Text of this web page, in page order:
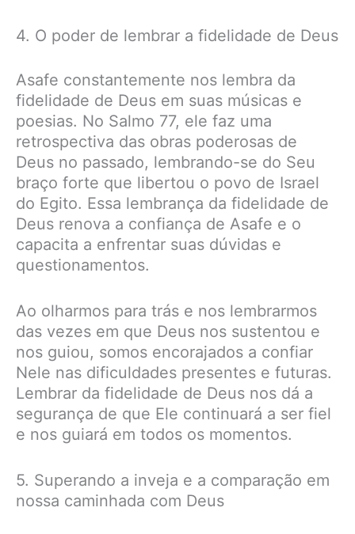
4. O poder de lembrar a fidelidade de Deus
Asafe constantemente nos lembra da
fidelidade de Deus em suas músicas e
poesias. No Salmo 77, ele faz uma
retrospectiva das obras poderosas de
Deus no passado, lembrando-se do Seu
braço forte que libertou o povo de Israel
do Egito. Essa lembrança da fidelidade de
Deus renova a confiança de Asafe e o
capacita a enfrentar suas dúvidas e
questionamentos.
Ao olharmos para trás e nos lembrarmos
das vezes em que Deus nos sustentou e
nos guiou, somos encorajados a confiar
Nele nas dificuldades presentes e futuras.
Lembrar da fidelidade de Deus nos dá a
segurança de que Ele continuará a ser fiel
e nos guiará em todos os momentos.
5. Superando a inveja e a comparação em
nossa caminhada com Deus